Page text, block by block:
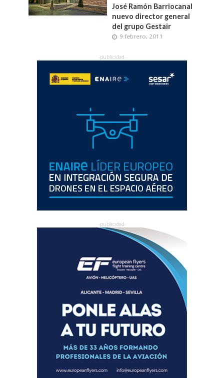
José Ramón Barriocanal
nuevo director general
del grupo Gestair
9 febrero, 2011